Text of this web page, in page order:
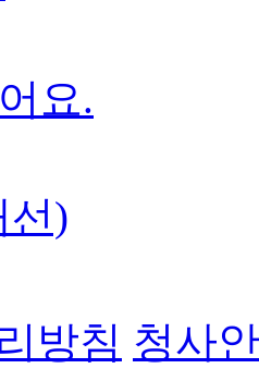
요.
선)
방침 청사